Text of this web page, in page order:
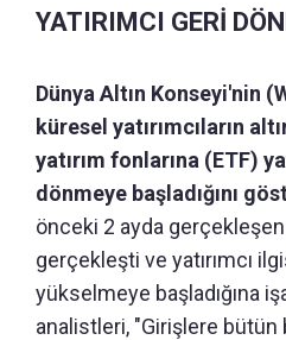
YATIRIMCI GERİ
Dünya Altın Konseyi'nin
küresel yatırımcıların
yatırım fonlarına (ETF)
dönmeye başladığını
önceki 2 ayda gerçekleşen
gerçekleşti ve yatırımcı
yükselmeye başladığına
analistleri, "Girişlere bütün